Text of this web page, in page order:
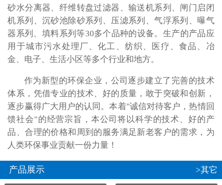
砂水分离器、纤维转盘过滤器、输送机系列、闸门启闭
机系列、沉砂池除砂系列、压滤系列、气浮系列、曝气
器系列、填料系列等30多个品种的设备。生产的产品应
用于城市污水处理厂、化工、纺织、医疗、食品、冶
金、电子、生活小区等多个行业和地方。
作为新型的环保企业，公司逐步建立了完善的技术
体系，凭借专业的技术、好的质量，敢于突破和创新，
逐步赢得广大用户的认同。本着"诚信对待客户，热情回
馈社会"的经营宗旨，本公司将以科学的技术、好的产
品、合理的价格和周到的服务满足新老客户的需求，为
人类环保事业贡献一份力量！
产品展示 >其它